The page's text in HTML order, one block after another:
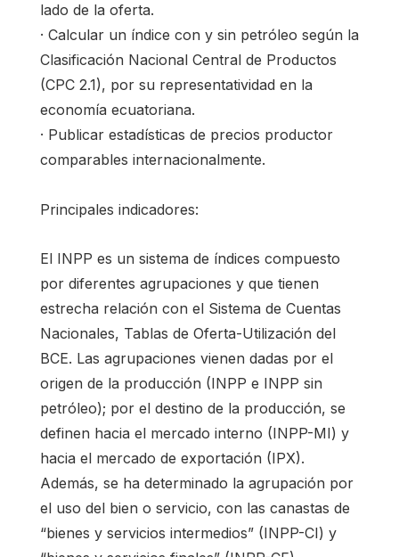
lado de la oferta.
· Calcular un índice con y sin petróleo según la
Clasificación Nacional Central de Productos
(CPC 2.1), por su representatividad en la
economía ecuatoriana.
· Publicar estadísticas de precios productor
comparables internacionalmente.
Principales indicadores:
El INPP es un sistema de índices compuesto
por diferentes agrupaciones y que tienen
estrecha relación con el Sistema de Cuentas
Nacionales, Tablas de Oferta-Utilización del
BCE. Las agrupaciones vienen dadas por el
origen de la producción (INPP e INPP sin
petróleo); por el destino de la producción, se
definen hacia el mercado interno (INPP-MI) y
hacia el mercado de exportación (IPX).
Además, se ha determinado la agrupación por
el uso del bien o servicio, con las canastas de
“bienes y servicios intermedios” (INPP-CI) y